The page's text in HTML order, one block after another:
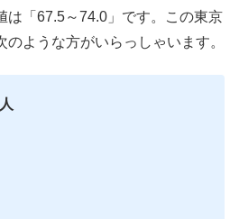
は「67.5～74.0」です。この東京
ような方がいらっしゃいます。